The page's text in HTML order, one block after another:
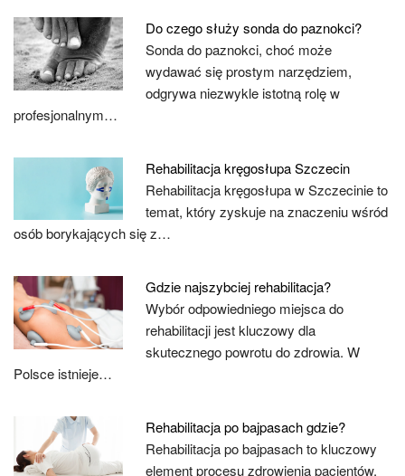
Do czego służy sonda do paznokci?
Sonda do paznokci, choć może
wydawać się prostym narzędziem,
odgrywa niezwykle istotną rolę w
profesjonalnym…
Rehabilitacja kręgosłupa Szczecin
Rehabilitacja kręgosłupa w Szczecinie to
temat, który zyskuje na znaczeniu wśród
osób borykających się z…
Gdzie najszybciej rehabilitacja?
Wybór odpowiedniego miejsca do
rehabilitacji jest kluczowy dla
skutecznego powrotu do zdrowia. W
Polsce istnieje…
Rehabilitacja po bajpasach gdzie?
Rehabilitacja po bajpasach to kluczowy
element procesu zdrowienia pacjentów,